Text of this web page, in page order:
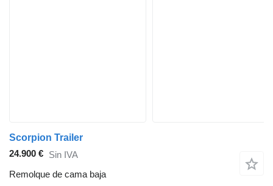
Scorpion Trailer
24.900 € Sin IVA
Remolque de cama baja